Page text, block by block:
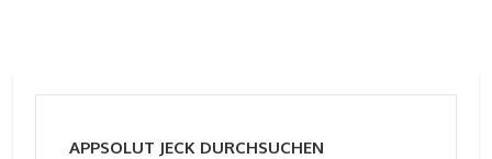
APPSOLUT JECK DURCHSUCHEN